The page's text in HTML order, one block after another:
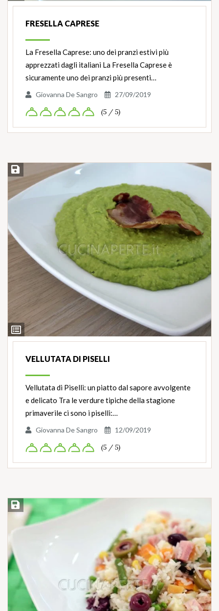
FRESELLA CAPRESE
La Fresella Caprese: uno dei pranzi estivi più
apprezzati dagli italiani La Fresella Caprese è
sicuramente uno dei pranzi più presenti…
Giovanna De Sangro 27/09/2019
(5 / 5)
Ingredienti
Salva ricetta
VELLUTATA DI PISELLI
Vellutata di Piselli: un piatto dal sapore avvolgente
e delicato Tra le verdure tipiche della stagione
primaverile ci sono i piselli:…
Giovanna De Sangro 12/09/2019
(5 / 5)
Salva ricetta